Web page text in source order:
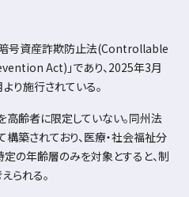
号資産詐欺防止法(Controllable
Act) 」であり、 2025年3月
より施行されている。
高齢者に限定していない。同州法
構築されており、医療・社会福祉分
定の年齢層のみを対象とすると、制
られる。